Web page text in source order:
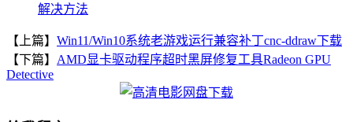
解决方法
【上篇】 Win11/Win10系统老游戏运行兼容补丁cnc-ddraw下载
【下篇】 AMD显卡驱动程序超时黑屏修复工具Radeon GPU
Detective